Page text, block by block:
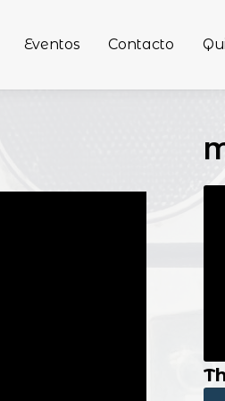
Eventos Contacto